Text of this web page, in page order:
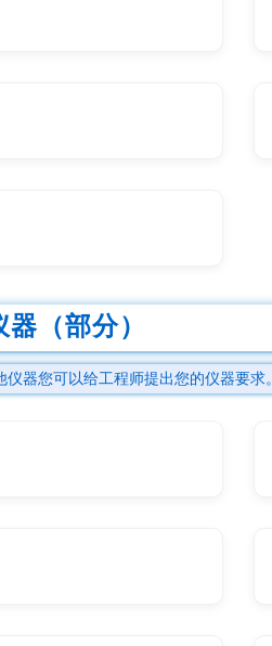
（部分）
仪器您可以给工程师提出您的仪器要求。